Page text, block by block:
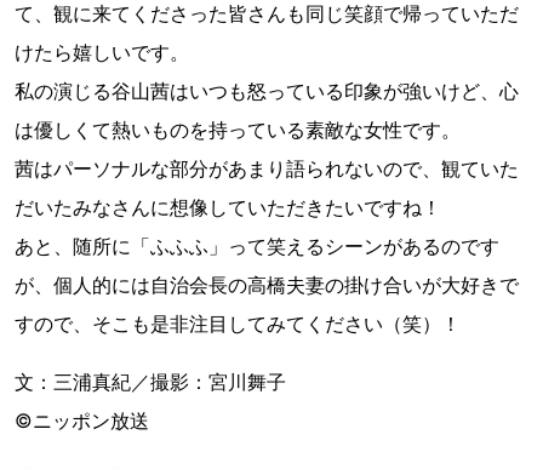
て、観に来てくださった皆さんも同じ笑顔で帰っていただ
けたら嬉しいです。
私の演じる谷山茜はいつも怒っている印象が強いけど、心
は優しくて熱いものを持っている素敵な女性です。
茜はパーソナルな部分があまり語られないので、観ていた
だいたみなさんに想像していただきたいですね！
あと、随所に「ふふふ」って笑えるシーンがあるのです
が、個人的には自治会長の高橋夫妻の掛け合いが大好きで
すので、そこも是非注目してみてください（笑）！
文：三浦真紀／撮影：宮川舞子
©ニッポン放送